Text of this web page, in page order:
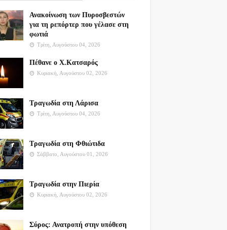
Ανακοίνωση των Πυροσβεστών
για τη ρεπόρτερ που γέλασε στη
φωτιά
Τρίτη, Αυγούστου 04, 2026
Πέθανε ο Χ.Κατσαρός
Κυριακή, Αυγούστου 02, 2026
Τραγωδία στη Λάρισα
Τρίτη, Αυγούστου 04, 2026
Τραγωδία στη Φθιώτιδα
Σάββατο, Αυγούστου 01, 2026
Τραγωδία στην Πιερία
Κυριακή, Αυγούστου 02, 2026
Σύρος: Ανατροπή στην υπόθεση